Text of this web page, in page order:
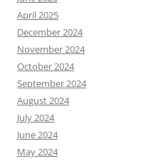
April 2025
December 2024
November 2024
October 2024
September 2024
August 2024
July 2024
June 2024
May 2024